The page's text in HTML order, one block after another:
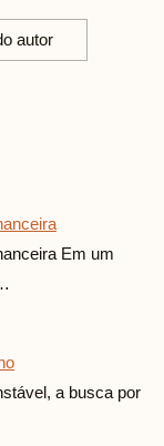
autor
Em um
a busca por